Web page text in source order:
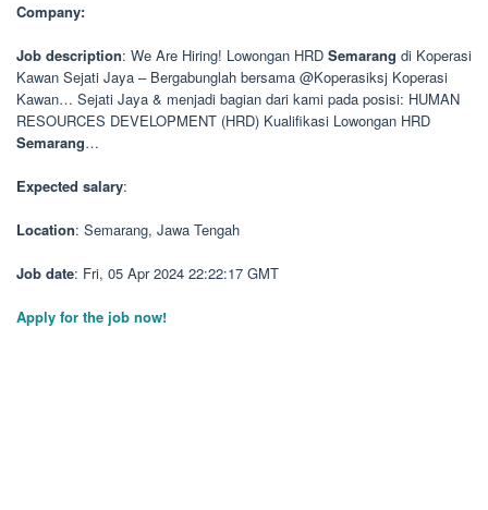
Company:
Job description: We Are Hiring! Lowongan HRD Semarang di Koperasi
Kawan Sejati Jaya – Bergabunglah bersama @Koperasiksj Koperasi
Kawan… Sejati Jaya & menjadi bagian dari kami pada posisi: HUMAN
RESOURCES DEVELOPMENT (HRD) Kualifikasi Lowongan HRD
Semarang…
Expected salary:
Location: Semarang, Jawa Tengah
Job date: Fri, 05 Apr 2024 22:22:17 GMT
Apply for the job now!